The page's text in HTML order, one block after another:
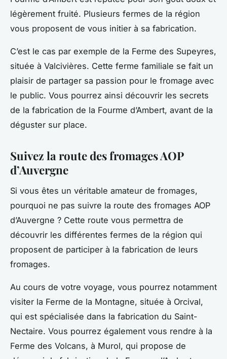
légèrement fruité. Plusieurs fermes de la région
vous proposent de vous initier à sa fabrication.
C’est le cas par exemple de la Ferme des Supeyres,
située à Valcivières. Cette ferme familiale se fait un
plaisir de partager sa passion pour le fromage avec
le public. Vous pourrez ainsi découvrir les secrets
de la fabrication de la Fourme d’Ambert, avant de la
déguster sur place.
Suivez la route des fromages AOP
d’Auvergne
Si vous êtes un véritable amateur de fromages,
pourquoi ne pas suivre la route des fromages AOP
d’Auvergne ? Cette route vous permettra de
découvrir les différentes fermes de la région qui
proposent de participer à la fabrication de leurs
fromages.
Au cours de votre voyage, vous pourrez notamment
visiter la Ferme de la Montagne, située à Orcival,
qui est spécialisée dans la fabrication du Saint-
Nectaire. Vous pourrez également vous rendre à la
Ferme des Volcans, à Murol, qui propose de